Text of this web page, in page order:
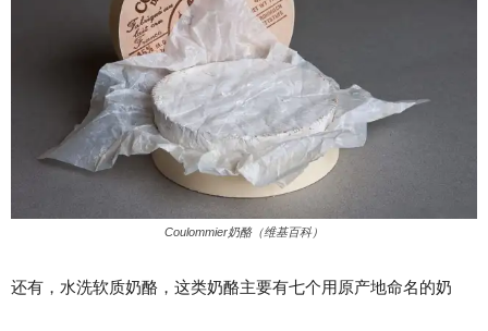
Coulommier奶酪（维基百科）
还有，水洗软质奶酪，这类奶酪主要有七个用原产地命名的奶